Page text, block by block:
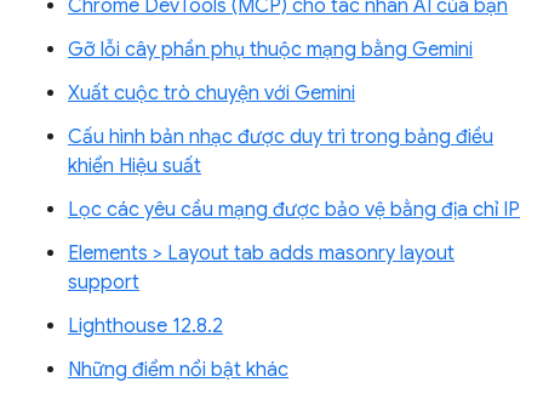
Chrome DevTools (MCP) cho tác nhân AI của bạn
Gỡ lỗi cây phần phụ thuộc mạng bằng Gemini
Xuất cuộc trò chuyện với Gemini
Cấu hình bản nhạc được duy trì trong bảng điều
khiển Hiệu suất
Lọc các yêu cầu mạng được bảo vệ bằng địa chỉ IP
Elements > Layout tab adds masonry layout
support
Lighthouse 12.8.2
Những điểm nổi bật khác